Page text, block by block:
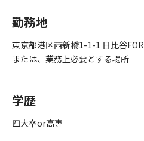
勤務地
東京都港区西新橋1-1-1 日比谷
または、業務上必要とする場所
学歴
四大卒or高専